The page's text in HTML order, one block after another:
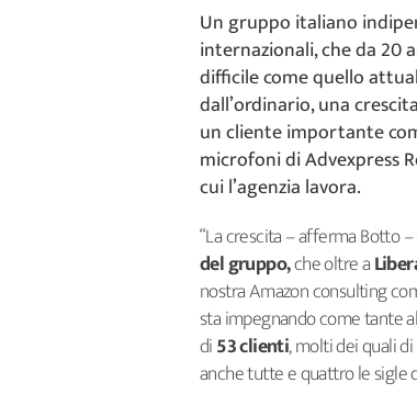
Un gruppo italiano
internazionali, che da 20
difficile come quello
dall’ordinario, una
un cliente importante
microfoni di Advexpress
cui l’agenzia lavora.
“La crescita – afferma Botto
del gruppo,che oltre a
nostra Amazon consulting
sta impegnando come tante
di53 clienti, molti dei quali
anche tutte e quattro le sigle